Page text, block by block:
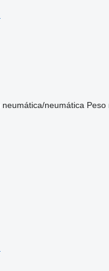
neumática/neumática Peso